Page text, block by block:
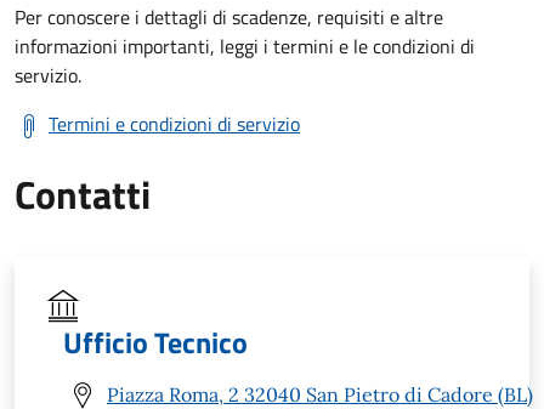
Per conoscere i dettagli di scadenze, requisiti e altre
informazioni importanti, leggi i termini e le condizioni di
servizio.
Termini e condizioni di servizio
Contatti
Ufficio Tecnico
Piazza Roma, 2 32040 San Pietro di Cadore (BL)